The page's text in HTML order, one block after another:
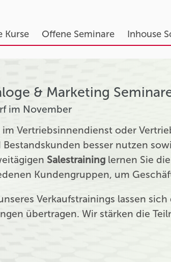
Kurse Offene Seminare Inhouse
& Marketing
im November
im Vertriebsinnendienst oder
besser nutzen
Salestraining lernen Sie
Kundengruppen, um
Verkaufstrainings lassen
übertragen. Wir stärken die